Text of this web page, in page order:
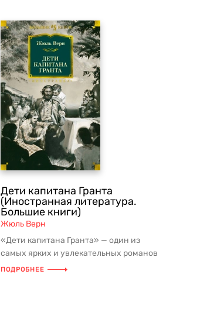
Дети капитана Гранта
(Иностранная литература.
Большие книги)
Жюль Верн
«Дети капитана Гранта» — один из
самых ярких и увлекательных романов
Жюля Верна, продолжатель традиц...
ПОДРОБНЕЕ